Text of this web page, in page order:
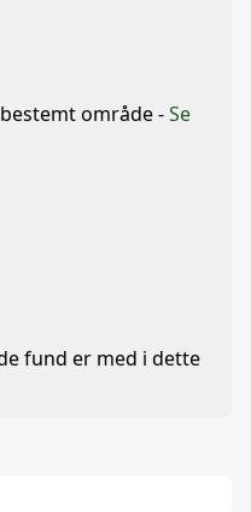
område -Se
fund er med i dette